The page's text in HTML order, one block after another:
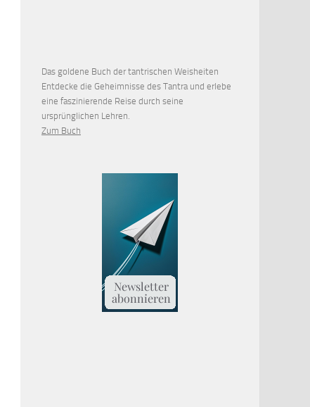
Das goldene Buch der tantrischen Weisheiten
Entdecke die Geheimnisse des Tantra und erlebe
eine faszinierende Reise durch seine
ursprünglichen Lehren.
Zum Buch